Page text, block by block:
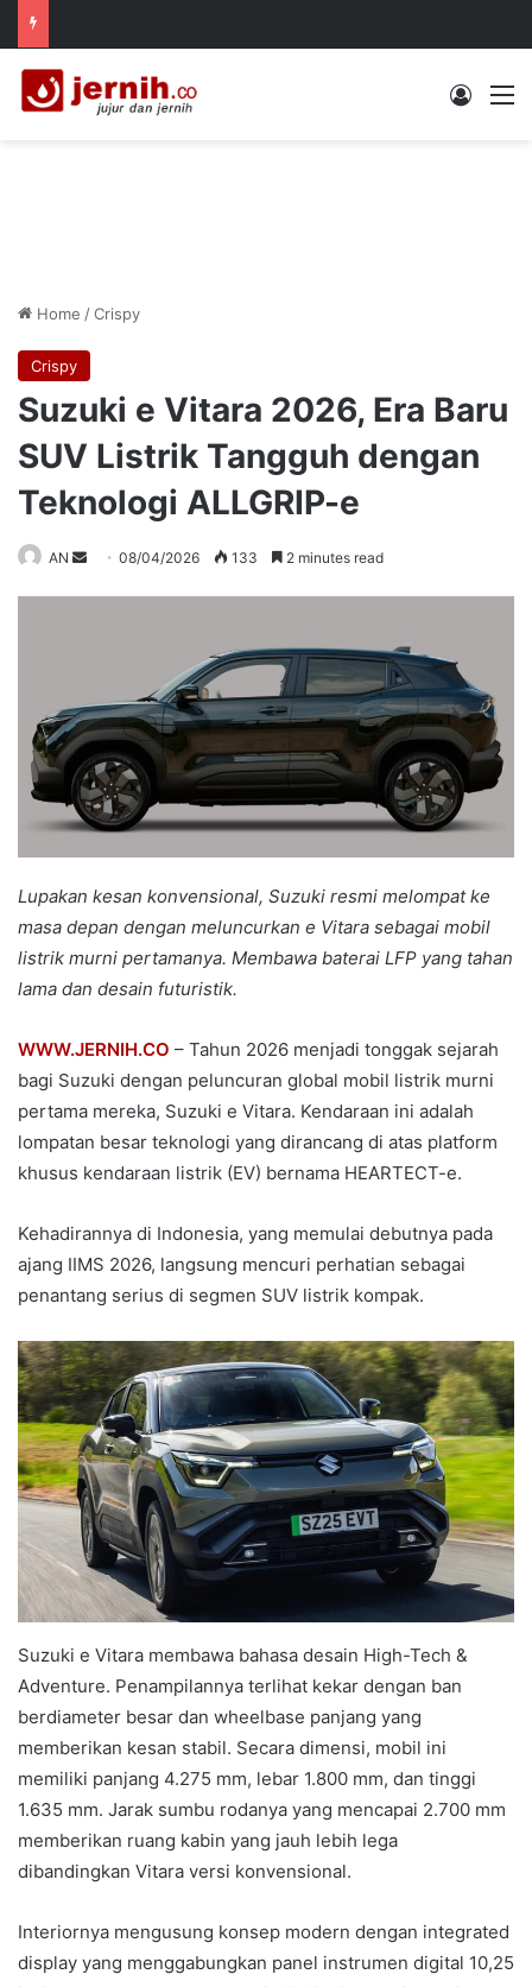
Log In
Home /Crispy
Crispy
Suzuki e Vitara 2026, Era Baru
SUV Listrik Tangguh dengan
Teknologi ALLGRIP-e
AN
Send08/04/2026 133 2 minutes read
Lupakan kesan konvensional, Suzuki resmi melompat ke
masa depan dengan meluncurkan e Vitara sebagai mobil
listrik murni pertamanya. Membawa baterai LFP yang tahan
lama dan desain futuristik.
WWW.JERNIH.CO – Tahun 2026 menjadi tonggak sejarah
bagi Suzuki dengan peluncuran global mobil listrik murni
pertama mereka, Suzuki e Vitara. Kendaraan ini adalah
lompatan besar teknologi yang dirancang di atas platform
khusus kendaraan listrik (EV) bernama HEARTECT-e.
Kehadirannya di Indonesia, yang memulai debutnya pada
ajang IIMS 2026, langsung mencuri perhatian sebagai
penantang serius di segmen SUV listrik kompak.
Suzuki e Vitara membawa bahasa desain High-Tech &
Adventure. Penampilannya terlihat kekar dengan ban
berdiameter besar dan wheelbase panjang yang
memberikan kesan stabil. Secara dimensi, mobil ini
memiliki panjang 4.275 mm, lebar 1.800 mm, dan tinggi
1.635 mm. Jarak sumbu rodanya yang mencapai 2.700 mm
memberikan ruang kabin yang jauh lebih lega
dibandingkan Vitara versi konvensional.
Interiornya mengusung konsep modern dengan integrated
display yang menggabungkan panel instrumen digital 10,25